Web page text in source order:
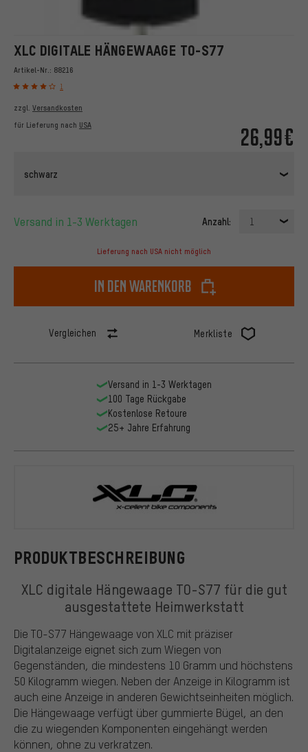
XLC DIGITALE HÄNGEWAAGE TO-S77
Artikel-Nr.: 88216
1
26,99€
zzgl. Versandkosten
für Lieferung nach USA
schwarz
Versand in 1-3 Werktagen Anzahl: 1
Lieferung nach USA nicht möglich
In den Warenkorb
Vergleichen Merkliste
PRODUKTBESCHREIBUNG
XLC digitale Hängewaage TO-S77 für die gut
ausgestattete Heimwerkstatt
Die TO-S77 Hängewaage von XLC mit präziser
Digitalanzeige eignet sich zum Wiegen von
Gegenständen, die mindestens 10 Gramm und höchstens
50 Kilogramm wiegen. Neben der Anzeige in Kilogramm ist
auch eine Anzeige in anderen Gewichtseinheiten möglich.
Die Hängewaage verfügt über gummierte Bügel, an den
die zu wiegenden Komponenten eingehängt werden
können, ohne zu verkratzen.
Versand in 1-3 Werktagen
100 Tage Rückgabe
Kostenlose Retoure
25+ Jahre Erfahrung
XLC